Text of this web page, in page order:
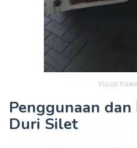
Visual
Penggunaan
Duri Silet